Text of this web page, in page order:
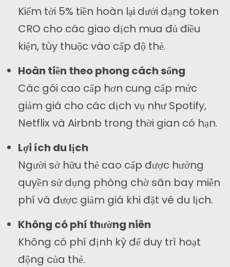
Kiếm tới 5% tiền hoàn lại dưới dạng token
CRO cho các giao dịch mua đủ điều
kiện, tùy thuộc vào cấp độ thẻ.
Hoàn tiền theo phong cách sống
Các gói cao cấp hơn cung cấp mức
giảm giá cho các dịch vụ như Spotify,
Netflix và Airbnb trong thời gian có hạn.
Lợi ích du lịch
Người sở hữu thẻ cao cấp được hưởng
quyền sử dụng phòng chờ sân bay miễn
phí và được giảm giá khi đặt vé du lịch.
Không có phí thường niên
Không có phí định kỳ để duy trì hoạt
động của thẻ.